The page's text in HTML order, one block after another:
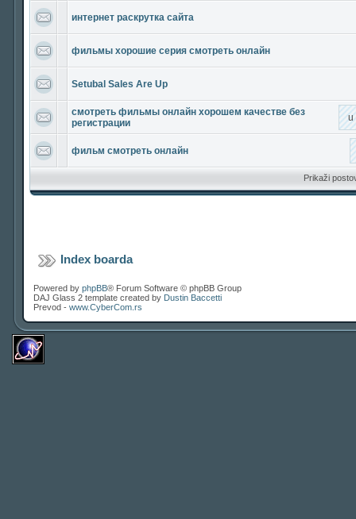
интернет раскрутка сайта
фильмы хорошие серия смотреть онлайн
Setubal Sales Are Up
смотреть фильмы онлайн хорошем качестве без
регистрации
u
фильм смотреть онлайн
Prikaži
Index boarda
Powered by phpBB® Forum Software © phpBB Group
DAJ Glass 2 template created by Dustin Baccetti
Prevod - www.CyberCom.rs